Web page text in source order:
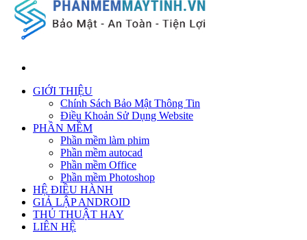
GIỚI THIỆU
Chính Sách Bảo Mật Thông Tin
Điều Khoản Sử Dụng Website
PHẦN MỀM
Phần mềm làm phim
Phần mềm autocad
Phần mềm Office
Phần mềm Photoshop
HỆ ĐIỀU HÀNH
GIẢ LẬP ANDROID
THỦ THUẬT HAY
LIÊN HỆ